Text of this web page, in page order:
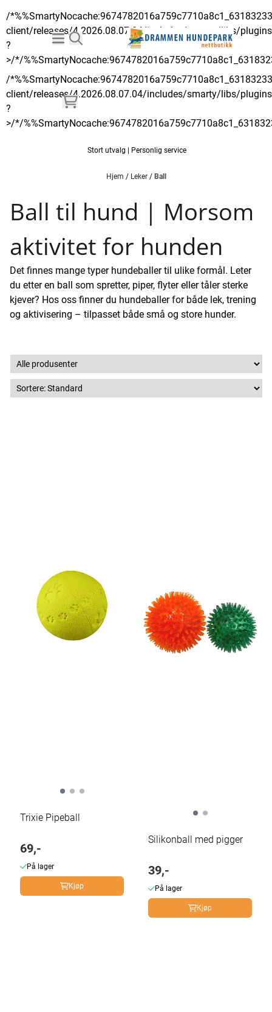
Hopp til innhold
/
client/releases/4.2026.08.07.04/includes/smarty/libs/
?
>/*/
/
client/releases/4.2026.08.07.04/includes/smarty/libs/
?
>/*/
Stort utvalg | Personlig service
Hjem / Leker / Ball
Ball til hund | Morsom
aktivitet for hunden
Det finnes mange typer hundeballer til ulike formål. Leter
du etter en ball som spretter, piper, flyter eller tåler sterke
kjever? Hos oss finner du hundeballer for både lek, trening
og aktivisering – tilpasset både små og store hunder.
Trixie Pipeball
69,-
På lager
Kjøp
Silikonball med pigger
39,-
På lager
Kjøp